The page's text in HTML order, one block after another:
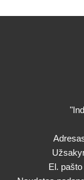
El.